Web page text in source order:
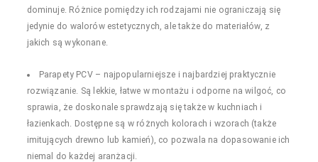
dominuje. Różnice pomiędzy ich rodzajami nie ograniczają się
jedynie do walorów estetycznych, ale także do materiałów, z
jakich są wykonane.
Parapety PCV – najpopularniejsze i najbardziej praktycznie
rozwiązanie. Są lekkie, łatwe w montażu i odporne na wilgoć, co
sprawia, że doskonale sprawdzają się także w kuchniach i
łazienkach. Dostępne są w różnych kolorach i wzorach (także
imitujących drewno lub kamień), co pozwala na dopasowanie ich
niemal do każdej aranżacji.